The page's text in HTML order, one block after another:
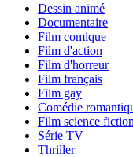
Dessin animé
Documentaire
Film comique
Film d'action
Film d'horreur
Film français
Film gay
Comédie
Film science fiction
Série TV
Thriller